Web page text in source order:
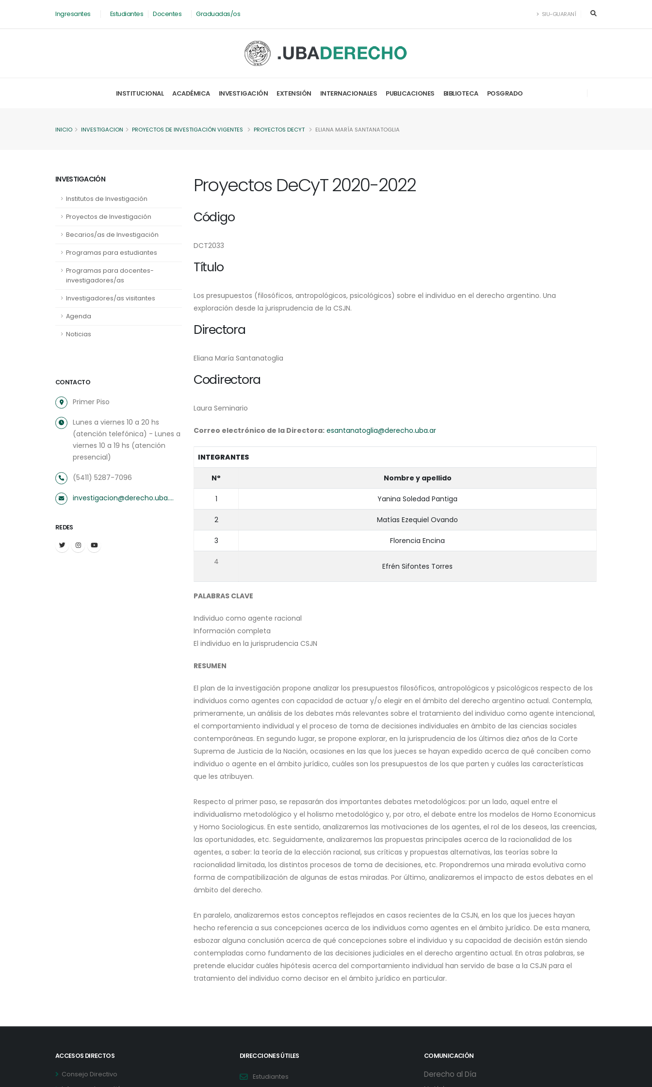
Ingresantes Estudiantes Docentes Graduadas/os SIU-GUARANÍ
INSTITUCIONAL ACADÉMICA INVESTIGACIÓN EXTENSIÓN INTERNACIONALES PUBLICACIONES BIBLIOTECA POSGRADO
INICIO INVESTIGACION PROYECTOS DE INVESTIGACIÓN VIGENTES PROYECTOS DECYT ELIANA MARÍA SANTANATOGLIA
INVESTIGACIÓN
Institutos de Investigación
Proyectos de Investigación
Becarios/as de Investigación
Programas para estudiantes
Programas para docentes-
investigadores/as
Investigadores/as visitantes
Agenda
Noticias
CONTACTO
Primer Piso
Lunes a viernes 10 a 20 hs
(atención telefónica) - Lunes a
viernes 10 a 19 hs (atención
presencial)
(5411) 5287-7096
investigacion@derecho.uba.ar
REDES
Proyectos DeCyT 2020-2022
Código
DCT2033
Título
Los presupuestos (filosóficos, antropológicos, psicológicos) sobre el individuo en el derecho argentino. Una
exploración desde la jurisprudencia de la CSJN.
Directora
Eliana María Santanatoglia
Codirectora
Laura Seminario
Correo electrónico de la Directora: esantanatoglia@derecho.uba.ar
INTEGRANTES
N° Nombre y apellido
1 Yanina Soledad Pantiga
2 Matías Ezequiel Ovando
3 Florencia Encina
4 Efrén Sifontes Torres
PALABRAS CLAVE
Individuo como agente racional
Información completa
El individuo en la jurisprudencia CSJN
RESUMEN
El plan de la investigación propone analizar los presupuestos filosóficos, antropológicos y psicológicos respecto de los
individuos como agentes con capacidad de actuar y/o elegir en el ámbito del derecho argentino actual. Contempla,
primeramente, un análisis de los debates más relevantes sobre el tratamiento del individuo como agente intencional,
el comportamiento individual y el proceso de toma de decisiones individuales en ámbito de las ciencias sociales
contemporáneas. En segundo lugar, se propone explorar, en la jurisprudencia de los últimos diez años de la Corte
Suprema de Justicia de la Nación, ocasiones en las que los jueces se hayan expedido acerca de qué conciben como
individuo o agente en el ámbito jurídico, cuáles son los presupuestos de los que parten y cuáles las características
que les atribuyen.
Respecto al primer paso, se repasarán dos importantes debates metodológicos: por un lado, aquel entre el
individualismo metodológico y el holismo metodológico y, por otro, el debate entre los modelos de Homo Economicus
y Homo Sociologicus. En este sentido, analizaremos las motivaciones de los agentes, el rol de los deseos, las creencias,
las oportunidades, etc. Seguidamente, analizaremos las propuestas principales acerca de la racionalidad de los
agentes, a saber: la teoría de la elección racional, sus críticas y propuestas alternativas, las teorías sobre la
racionalidad limitada, los distintos procesos de toma de decisiones, etc. Propondremos una mirada evolutiva como
forma de compatibilización de algunas de estas miradas. Por último, analizaremos el impacto de estos debates en el
ámbito del derecho.
En paralelo, analizaremos estos conceptos reflejados en casos recientes de la CSJN, en los que los jueces hayan
hecho referencia a sus concepciones acerca de los individuos como agentes en el ámbito jurídico. De esta manera,
esbozar alguna conclusión acerca de qué concepciones sobre el individuo y su capacidad de decisión están siendo
contempladas como fundamento de las decisiones judiciales en el derecho argentino actual. En otras palabras, se
pretende elucidar cuáles hipótesis acerca del comportamiento individual han servido de base a la CSJN para el
tratamiento del individuo como decisor en el ámbito jurídico en particular.
ACCESOS DIRECTOS
Consejo Directivo
DIRECCIONES ÚTILES
Estudiantes
COMUNICACIÓN
Derecho al Día